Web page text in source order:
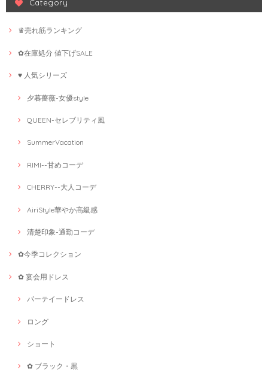
Category
♛売れ筋ランキング
✿在庫処分 値下げSALE
♥ 人気シリーズ
夕暮薔薇-女優style
QUEEN-セレブリティ風
SummerVacation
RIMI--甘めコーデ
CHERRY--大人コーデ
AiriStyle華やか高級感
清楚印象-通勤コーデ
✿今季コレクション
✿ 宴会用ドレス
パーテイードレス
ロング
ショート
✿ ブラック・黒